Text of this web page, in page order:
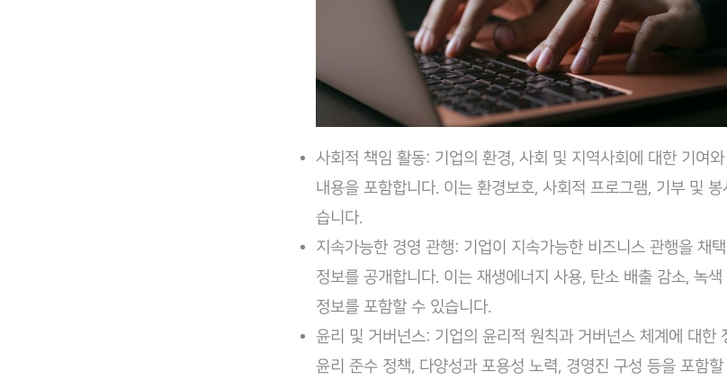
사회적 책임 활동: 기업의 환경, 사회 및 지역사회에 대한 기여
내용을 포함합니다. 이는 환경보호, 사회적 프로그램, 기부 및
습니다.
지속가능한 경영 관행: 기업이 지속가능한 비즈니스 관행을 채
정보를 공개합니다. 이는 재생에너지 사용, 탄소 배출 감소, 녹
정보를 포함할 수 있습니다.
윤리 및 거버넌스: 기업의 윤리적 원칙과 거버넌스 체계에 대한
윤리 준수 정책, 다양성과 포용성 노력, 경영진 구성 등을 포함할